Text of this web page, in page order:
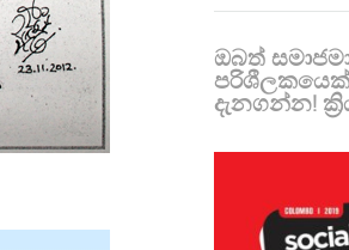
ඔබත්
දැනගන්න!